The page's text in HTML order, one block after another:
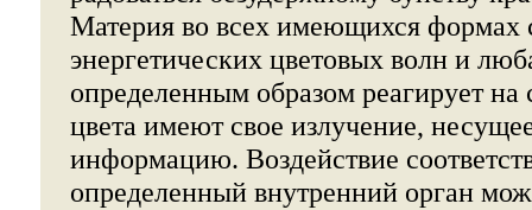
Материя во всех имеющихся формах
энергетических цветовых волн и
определенным образом реагирует на
цвета имеют свое излучение,
информацию. Воздействие
определенный внутренний орган